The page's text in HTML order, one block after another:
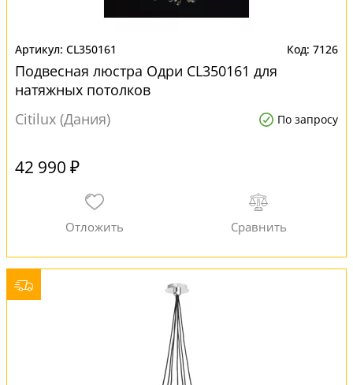
CL350161 7126
Подвесная люстра Одри CL350161 для
натяжных потолков
Citilux (Дания)
По запросу
42 990 ₽